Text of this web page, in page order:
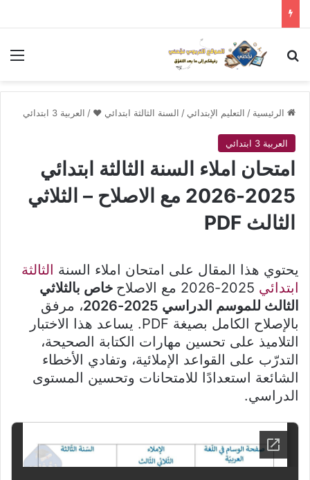
بحث عن
الرئيسية / التعليم الإبتدائي / السنة الثالثة ابتدائي ❤ / العربية 3 ابتدائي
العربية 3 ابتدائي
امتحان املاء السنة الثالثة ابتدائي
2025-2026 مع الاصلاح – الثلاثي
الثالث PDF
يحتوي هذا المقال على امتحان املاء السنة الثالثة
ابتدائي
خاص بالثلاثي
الثالث للموسم الدراسي 2025-2026
، مرفق
بالإصلاح الكامل بصيغة PDF. يساعد هذا الاختبار
التلاميذ على تحسين مهارات الكتابة الصحيحة،
التدرّب على القواعد الإملائية، وتفادي الأخطاء
الشائعة استعدادًا للامتحانات وتحسين المستوى
الدراسي.